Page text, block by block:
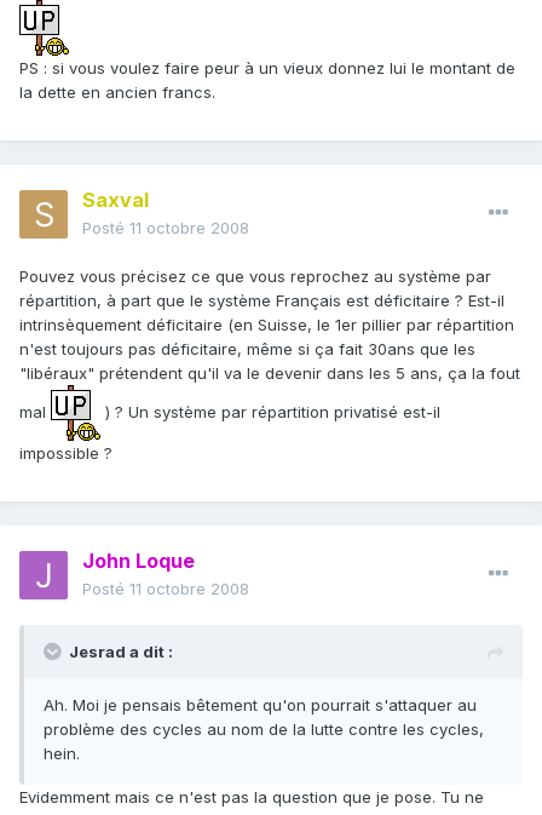
PS : si vous voulez faire peur à un vieux donnez lui le montant de
la dette en ancien francs.
Saxval
Posté 11 octobre 2008
Pouvez vous précisez ce que vous reprochez au système par
répartition, à part que le système Français est déficitaire ? Est-il
intrinsèquement déficitaire (en Suisse, le 1er pillier par répartition
n'est toujours pas déficitaire, même si ça fait 30ans que les
"libéraux" prétendent qu'il va le devenir dans les 5 ans, ça la fout
mal
) ? Un système par répartition privatisé est-il
impossible ?
John Loque
Posté 11 octobre 2008
Jesrad a dit :
Ah. Moi je pensais bêtement qu'on pourrait s'attaquer au
problème des cycles au nom de la lutte contre les cycles,
hein.
Evidemment mais ce n'est pas la question que je pose. Tu ne